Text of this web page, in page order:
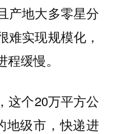
产地大多零星分
难实现规模化，
缓慢。
这个20万平方公
地级市，快递进